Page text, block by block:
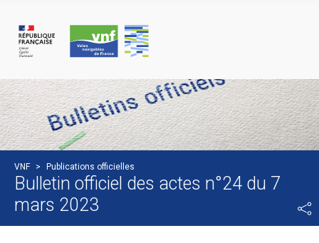
VNF > Publications officielles
Bulletin officiel des actes n°24 du 7
mars 2023